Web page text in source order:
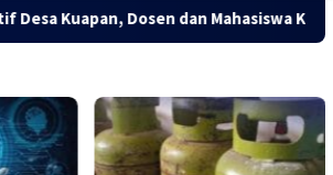
Kuapan, Dosen dan Mahasiswa